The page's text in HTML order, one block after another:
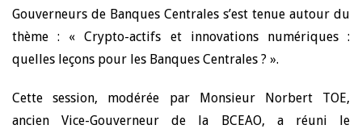
Gouverneurs de Banques Centrales s’est tenue autour du
thème : « Crypto-actifs et innovations numériques :
quelles leçons pour les Banques Centrales ? ».
Cette session, modérée par Monsieur Norbert TOE,
ancien Vice-Gouverneur de la BCEAO, a réuni le